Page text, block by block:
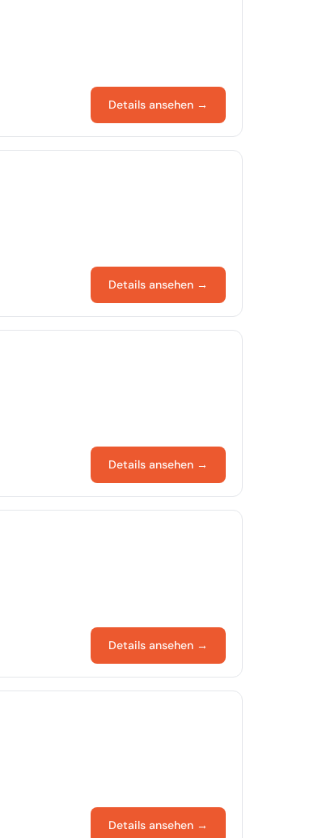
Details ansehen →
Details ansehen →
Details ansehen →
Details ansehen →
Details ansehen →